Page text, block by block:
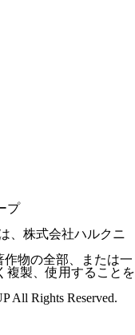
プ
、株式会社ハルクニ
作物の全部、または一
複製、使用することを
All Rights Reserved.